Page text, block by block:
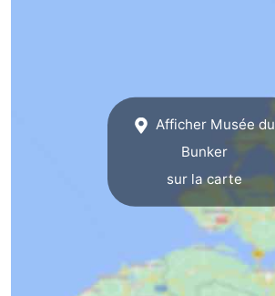
Afficher Musée du
Bunker
sur la carte